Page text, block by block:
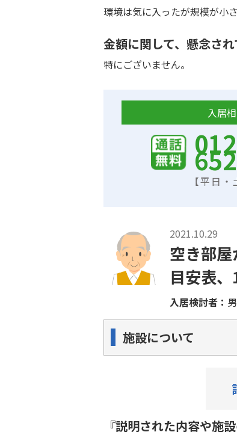
環境は気に入ったが規模が小
金額に関して、懸念さ
特にございません。
入居
652
【平日
2021.10.29
空き部
目安表
入居検討者：
施設について
『説明された内容や施